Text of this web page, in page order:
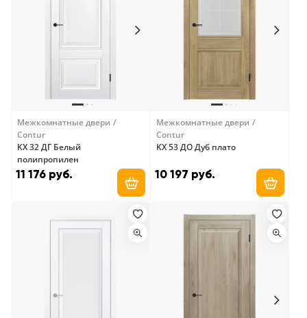
Межкомнатные двери
Contur
KX 32 ДГ Белый
полипропилен
11 176 руб.
Добавить в корзину
Межкомнатные двери
Contur
KX 53 ДО Дуб плато
10 197 руб.